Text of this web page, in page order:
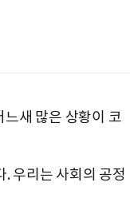
새 많은 상황이 코
우리는 사회의 공정